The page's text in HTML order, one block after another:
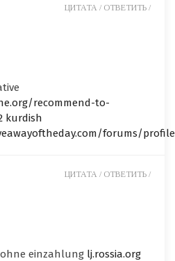
recommend-to-
kurdish
forums/
ЦИТАТА / ОТВЕТИТЬ /
einzahlung lj.rossia.org
ЦИТАТА / ОТВЕТИТЬ /